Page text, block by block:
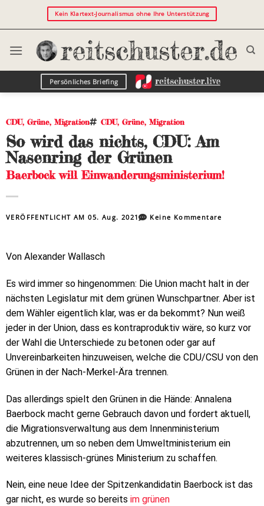
Kein Klartext-Journalismus ohne Ihre Unterstützung
Persönliches Briefing
CDU, Grüne, Migration CDU, Grüne, Migration
So wird das nichts, CDU: Am
Nasenring der Grünen
Baerbock will Einwanderungsministerium!
VERÖFFENTLICHT AM05. Aug. 2021 Keine Kommentare
Von Alexander Wallasch
Es wird immer so hingenommen: Die Union macht halt in der
nächsten Legislatur mit dem grünen Wunschpartner. Aber ist
dem Wähler eigentlich klar, was er da bekommt? Nun weiß
jeder in der Union, dass es kontraproduktiv wäre, so kurz vor
der Wahl die Unterschiede zu betonen oder gar auf
Unvereinbarkeiten hinzuweisen, welche die CDU/CSU von den
Grünen in der Nach-Merkel-Ära trennen.
Das allerdings spielt den Grünen in die Hände: Annalena
Baerbock macht gerne Gebrauch davon und fordert aktuell,
die Migrationsverwaltung aus dem Innenministerium
abzutrennen, um so neben dem Umweltministerium ein
weiteres klassisch-grünes Ministerium zu schaffen.
Nein, eine neue Idee der Spitzenkandidatin Baerbock ist das
gar nicht, es wurde so bereits im grünen